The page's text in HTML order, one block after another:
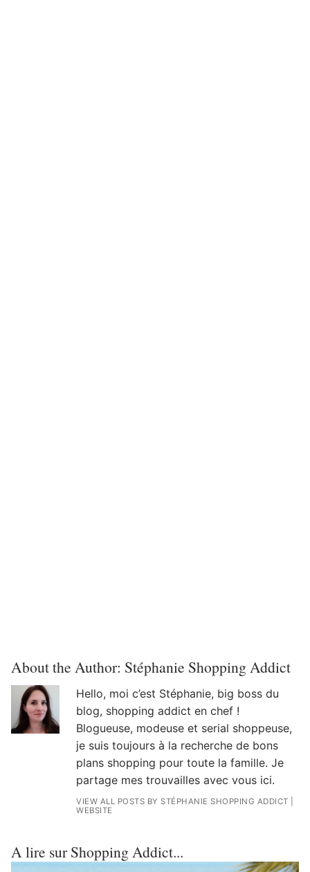
About the Author: Stéphanie Shopping Addict
Hello, moi c’est Stéphanie, big boss du
blog, shopping addict en chef !
Blogueuse, modeuse et serial shoppeuse,
je suis toujours à la recherche de bons
plans shopping pour toute la famille. Je
partage mes trouvailles avec vous ici.
VIEW ALL POSTS BY STÉPHANIE SHOPPING ADDICT
WEBSITE
A lire sur Shopping Addict...